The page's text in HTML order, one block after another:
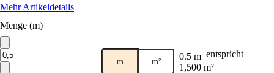
Mehr Artikeldetails
Menge (m)
m m² 0.5 m entspricht
1,500 m²